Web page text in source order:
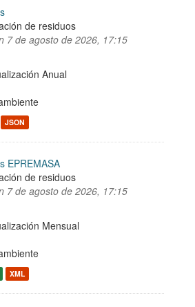
de residuos
7 de agosto de 2026, 17:15
Anual
JSON
EPREMASA
de residuos
7 de agosto de 2026, 17:15
Mensual
XML